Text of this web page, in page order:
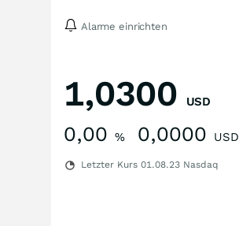
Alarme einrichten
1,0300 USD
0,00 % 0,0000 USD
Letzter Kurs 01.08.23 Nasdaq